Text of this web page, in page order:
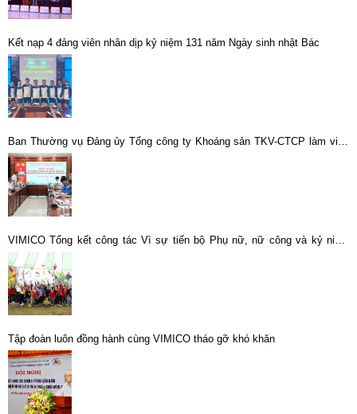
Kết nạp 4 đảng viên nhân dịp kỷ niệm 131 năm Ngày sinh nhật Bác
Ban Thường vụ Đảng ủy Tổng công ty Khoáng sản TKV-CTCP làm việc
với các tổ chức chính trị – xã hội
VIMICO Tổng kết công tác Vì sự tiến bộ Phụ nữ, nữ công và kỷ niệm
107 năm ngày Quốc tế Phụ nữ 8-3
Tập đoàn luôn đồng hành cùng VIMICO tháo gỡ khó khăn